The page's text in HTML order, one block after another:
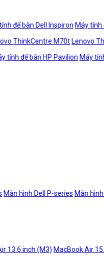
để bàn Dell Inspiron Máy tính
ThinkCentre M70t Lenovo
tính để bàn HP Pavilion Máy
Màn hình Dell P-series Màn
13.6 inch (M3) MacBook Air